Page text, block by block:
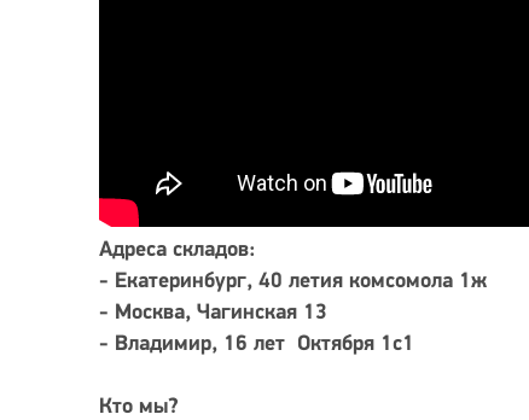
Адреса складов:
- Екатеринбург, 40 летия комсомола 1ж
- Москва, Чагинская 13
- Владимир, 16 лет Октября 1с1
Кто мы?